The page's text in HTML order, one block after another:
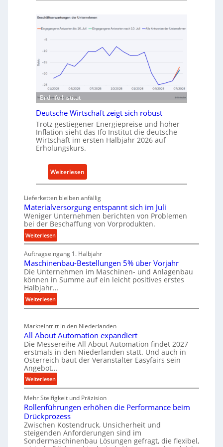
I
i
e
-
r
s
z
t
i
l
e
n
n
t
h
d
e
ü
r
n
a
c
h
a
l
t
i
g
e
W
z
e
a
u
p
r
o
s
s
Bild: Ifo Institut
Deutsche Wirtschaft zeigt sich robust
Trotz gestiegener Energiepreise und hoher
Inflation sieht das Ifo Institut die deutsche
Wirtschaft im ersten Halbjahr 2026 auf
Erholungskurs.
Weiterlesen:
D
u
t
s
h
e
W
s
h
a
f
t
i
g
t
s
i
c
Lieferketten bleiben anfällig
Materialversorgung entspannt sich im Juli
Weniger Unternehmen berichten von Problemen
bei der Beschaffung von Vorprodukten.
Weiterlesen:
M
a
t
e
r
i
a
l
e
r
s
o
g
u
n
g
e
n
t
s
Auftragseingang 1. Halbjahr
Maschinenbau-Bestellungen 5% über Vorjahr
Die Unternehmen im Maschinen- und Anlagenbau
können in Summe auf ein leicht positives erstes
Halbjahr…
Weiterlesen:
M
s
c
h
i
n
e
n
a
u
B
e
Markteintritt in den Niederlanden
All About Automation expandiert
Die Messereihe All About Automation findet 2027
erstmals in den Niederlanden statt. Und auch in
Österreich baut der Veranstalter Easyfairs sein
Angebot…
Weiterlesen:
A
l
l
A
b
o
u
Mehr Steifigkeit und Präzision
Rollenführungen erhöhen die Performance beim
Drückprozess
Zwischen Kostendruck, Unsicherheit und
steigenden Anforderungen sind im
Sondermaschinenbau Lösungen gefragt, die flexibel,